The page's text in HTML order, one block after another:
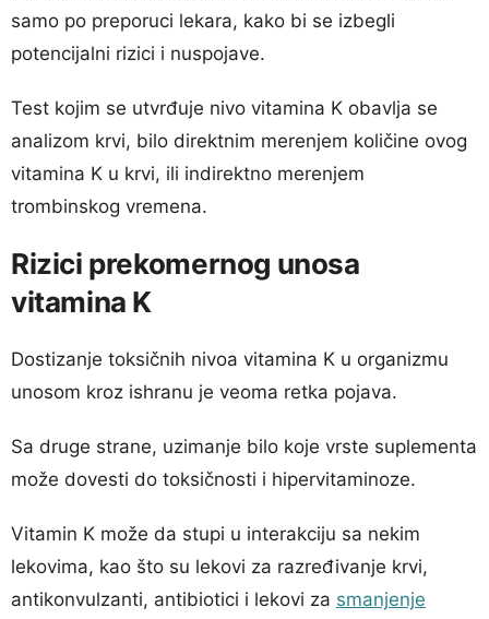
samo po preporuci lekara, kako bi se izbegli
potencijalni rizici i nuspojave.
Test kojim se utvrđuje nivo vitamina K obavlja se
analizom krvi, bilo direktnim merenjem količine ovog
vitamina K u krvi, ili indirektno merenjem
trombinskog vremena.
Rizici prekomernog unosa
vitamina K
Dostizanje toksičnih nivoa vitamina K u organizmu
unosom kroz ishranu je veoma retka pojava.
Sa druge strane, uzimanje bilo koje vrste suplementa
može dovesti do toksičnosti i hipervitaminoze.
Vitamin K može da stupi u interakciju sa nekim
lekovima, kao što su lekovi za razređivanje krvi,
antikonvulzanti, antibiotici i lekovi za smanjenje